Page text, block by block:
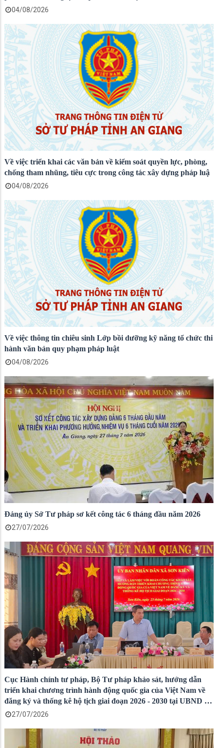
04/08/2026
Về việc triển khai các văn bản về kiểm soát quyền lực, phòng,
chống tham nhũng, tiêu cực trong công tác xây dựng pháp luậ
04/08/2026
Về việc thông tin chiêu sinh Lớp bồi dưỡng kỹ năng tổ chức thi
hành văn bản quy phạm pháp luật
04/08/2026
Đảng ủy Sở Tư pháp sơ kết công tác 6 tháng đầu năm 2026
27/07/2026
Cục Hành chính tư pháp, Bộ Tư pháp khảo sát, hướng dẫn
triển khai chương trình hành động quốc gia của Việt Nam về
đăng ký và thống kê hộ tịch giai đoạn 2026 - 2030 tại UBND xã
Sơn Kiên và UBND xã Cù Lao Giêng
27/07/2026